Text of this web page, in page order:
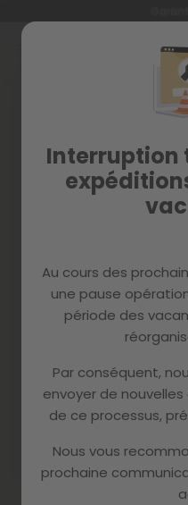
Interruption
Au cours des
une pause
période des
Par conséquent,
envoyer de
de ce processus,
Nous vous
prochaine
Allez